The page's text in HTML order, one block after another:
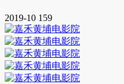
2019-10 159